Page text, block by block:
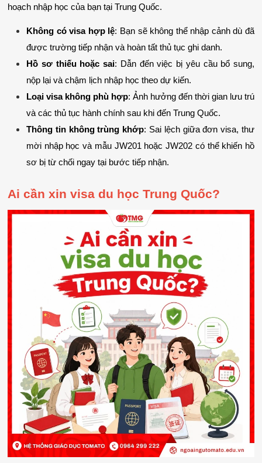
hoạch nhập học của bạn tại Trung Quốc.
Không có visa hợp lệ: Bạn sẽ không thể nhập cảnh dù đã
được trường tiếp nhận và hoàn tất thủ tục ghi danh.
Hồ sơ thiếu hoặc sai: Dẫn đến việc bị yêu cầu bổ sung,
nộp lại và chậm lịch nhập học theo dự kiến.
Loại visa không phù hợp: Ảnh hưởng đến thời gian lưu trú
và các thủ tục hành chính sau khi đến Trung Quốc.
Thông tin không trùng khớp: Sai lệch giữa đơn visa, thư
mời nhập học và mẫu JW201 hoặc JW202 có thể khiến hồ
sơ bị từ chối ngay tại bước tiếp nhận.
Ai cần xin visa du học Trung Quốc?